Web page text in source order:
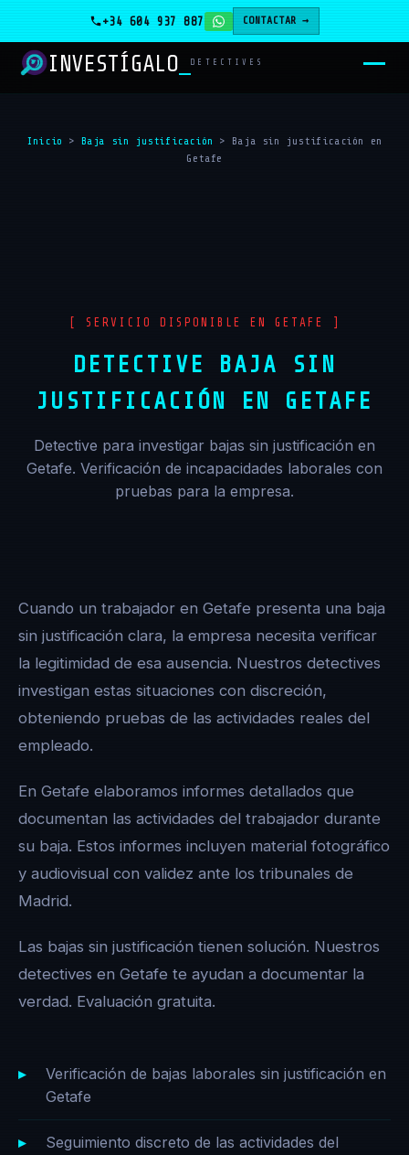
+34 604 937 887 CONTACTAR →
INVESTÍGALO DETECTIVES
Inicio > Baja sin justificación > Baja sin justificación en
Getafe
[ SERVICIO DISPONIBLE EN GETAFE ]
DETECTIVE BAJA SIN
JUSTIFICACIÓN EN GETAFE
Detective para investigar bajas sin justificación en
Getafe. Verificación de incapacidades laborales con
pruebas para la empresa.
Cuando un trabajador en Getafe presenta una baja
sin justificación clara, la empresa necesita verificar
la legitimidad de esa ausencia. Nuestros detectives
investigan estas situaciones con discreción,
obteniendo pruebas de las actividades reales del
empleado.
En Getafe elaboramos informes detallados que
documentan las actividades del trabajador durante
su baja. Estos informes incluyen material fotográfico
y audiovisual con validez ante los tribunales de
Madrid.
Las bajas sin justificación tienen solución. Nuestros
detectives en Getafe te ayudan a documentar la
verdad. Evaluación gratuita.
Verificación de bajas laborales sin justificación en
Getafe
Seguimiento discreto de las actividades del